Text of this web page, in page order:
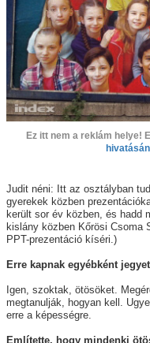
Ez itt nem a reklám helye!
Judit néni: Itt az osztályban
gyerekek közben
került sor év közben, és hadd
kislány közben Kőrösi Csoma
PPT-prezentáció kíséri.)
Erre kapnak egyébként
Igen, szoktak, ötösöket.
megtanulják, hogyan kell.
erre a képességre.
Említette, hogy mindenki